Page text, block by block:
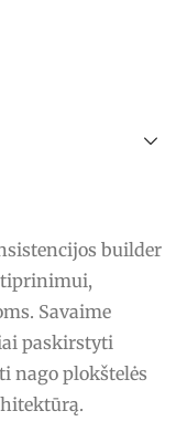
builder
Savaime
paskirstyti
nago plokštelės